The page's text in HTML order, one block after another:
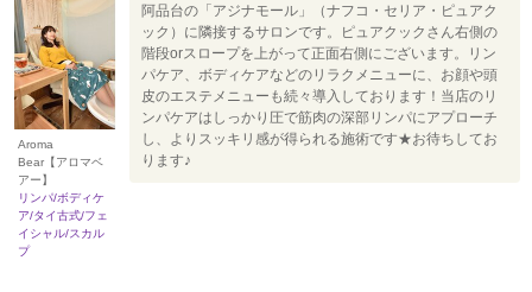
Aroma
Bear【アロマベ
アー】
リンパ/ボディケ
ア/タイ古式/フェ
イシャル/スカル
プ
阿品台の「アジナモール」（ナフコ・セリア・ピュアク
ック）に隣接するサロンです。ピュアクックさん右側の
階段orスロープを上がって正面右側にございます。リン
パケア、ボディケアなどのリラクメニューに、お顔や頭
皮のエステメニューも続々導入しております！当店のリ
ンパケアはしっかり圧で筋肉の深部リンパにアプローチ
し、よりスッキリ感が得られる施術です★お待ちしてお
ります♪